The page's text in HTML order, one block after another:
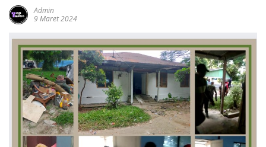
Admin
9 Maret 2024